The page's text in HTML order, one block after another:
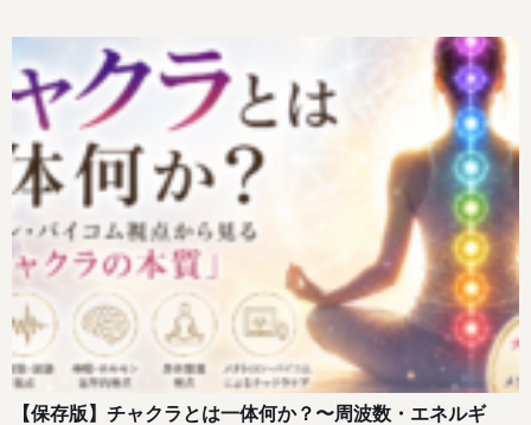
【保存版】チャクラとは一体何か？〜周波数・エネルギ